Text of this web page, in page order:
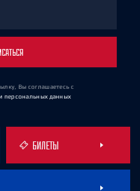
Вы соглашаетесь с
персональных данных
БИЛЕТЫ